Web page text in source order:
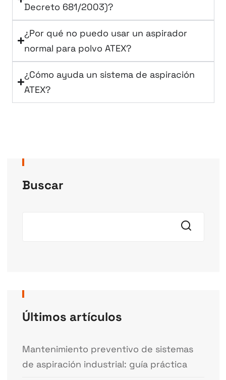
Decreto 681/2003)?
¿Por qué no puedo usar un aspirador
normal para polvo ATEX?
¿Cómo ayuda un sistema de aspiración
ATEX?
Buscar
Últimos artículos
Mantenimiento preventivo de sistemas
de aspiración industrial: guía práctica